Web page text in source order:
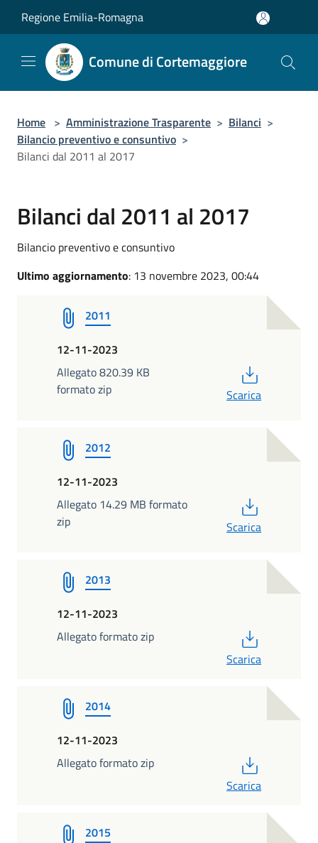
Regione Emilia-Romagna
Comune di Cortemaggiore
Home > Amministrazione Trasparente > Bilanci >
Bilancio preventivo e consuntivo >
Bilanci dal 2011 al 2017
Bilanci dal 2011 al 2017
Bilancio preventivo e consuntivo
Ultimo aggiornamento: 13 novembre 2023, 00:44
2011
12-11-2023
Allegato 820.39 KB
formato zip
Scarica
2012
12-11-2023
Allegato 14.29 MB formato
zip
Scarica
2013
12-11-2023
Allegato formato zip
Scarica
2014
12-11-2023
Allegato formato zip
Scarica
2015